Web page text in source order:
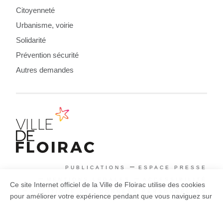
Citoyenneté
Urbanisme, voirie
Solidarité
Prévention sécurité
Autres demandes
PUBLICATIONS ESPACE PRESSE
Ce site Internet officiel de la Ville de Floirac utilise des cookies
pour améliorer votre expérience pendant que vous naviguez sur